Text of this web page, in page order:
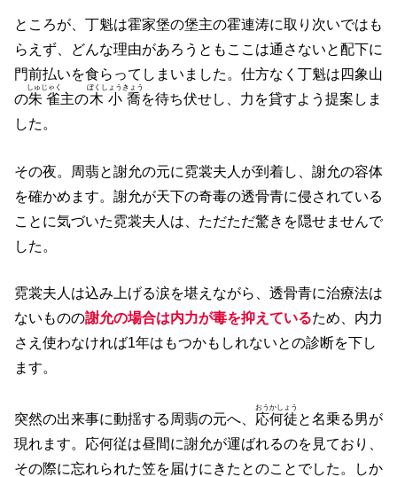
ところが、丁魁は霍家堡の堡主の霍連涛に取り次いではも
らえず、どんな理由があろうともここは通さないと配下に
門前払いを食らってしまいました。仕方なく丁魁は四象山
の朱雀
しゅじゃく
主の木小喬
ぼくしょうきょう
を待ち伏せし、力を貸すよう提案しま
した。
その夜。周翡と謝允の元に霓裳夫人が到着し、謝允の容体
を確かめます。謝允が天下の奇毒の透骨青に侵されている
ことに気づいた霓裳夫人は、ただただ驚きを隠せませんで
した。
霓裳夫人は込み上げる涙を堪えながら、透骨青に治療法は
ないものの謝允の場合は内力が毒を抑えているため、内力
さえ使わなければ1年はもつかもしれないとの診断を下し
ます。
突然の出来事に動揺する周翡の元へ、 応何徒
おうかしょう
と名乗る男が
現れます。応何従は昼間に謝允が運ばれるのを見ており、
その際に忘れられた笠を届けにきたとのことでした。しか